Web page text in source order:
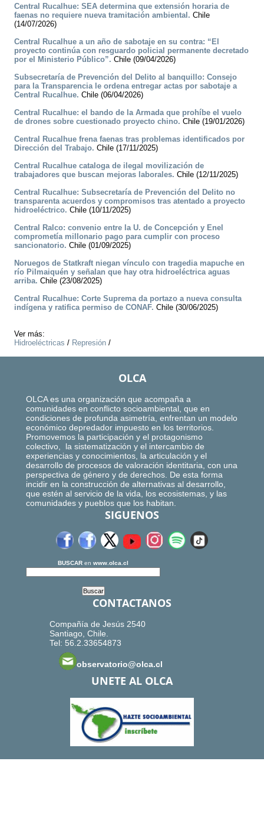
Central Rucalhue: SEA determina que extensión horaria de
faenas no requiere nueva tramitación ambiental. Chile
(14/07/2026)
Central Rucalhue a un año de sabotaje en su contra: “El
proyecto continúa con resguardo policial permanente decretado
por el Ministerio Público”. Chile (09/04/2026)
Subsecretaría de Prevención del Delito al banquillo: Consejo
para la Transparencia le ordena entregar actas por sabotaje a
Central Rucalhue. Chile (06/04/2026)
Central Rucalhue: el bando de la Armada que prohíbe el vuelo
de drones sobre cuestionado proyecto chino. Chile (19/01/2026)
Central Rucalhue frena faenas tras problemas identificados por
Dirección del Trabajo. Chile (17/11/2025)
Central Rucalhue cataloga de ilegal movilización de
trabajadores que buscan mejoras laborales. Chile (12/11/2025)
Central Rucalhue: Subsecretaría de Prevención del Delito no
transparenta acuerdos y compromisos tras atentado a proyecto
hidroeléctrico. Chile (10/11/2025)
Central Ralco: convenio entre la U. de Concepción y Enel
comprometía millonario pago para cumplir con proceso
sancionatorio. Chile (01/09/2025)
Noruegos de Statkraft niegan vínculo con tragedia mapuche en
río Pilmaiquén y señalan que hay otra hidroeléctrica aguas
arriba. Chile (23/08/2025)
Central Rucalhue: Corte Suprema da portazo a nueva consulta
indígena y ratifica permiso de CONAF. Chile (30/06/2025)
Ver más:
Hidroeléctricas / Represión /
OLCA
OLCA es una organización que acompaña a
comunidades en conflicto socioambiental, que en
condiciones de profunda asimetría, enfrentan un modelo
económico depredador impuesto en los territorios.
Promovemos la participación y el protagonismo
colectivo, la sistematización y el intercambio de
experiencias y conocimientos, la articulación y el
desarrollo de procesos de valoración identitaria, con una
perspectiva de género y de derechos. De esta forma
incidir en la construcción de alternativas al desarrollo,
que estén al servicio de la vida, los ecosistemas, y las
comunidades y pueblos que los habitan.
SIGUENOS
BUSCAR en www.olca.cl
CONTACTANOS
Compañía de Jesús 2540
Santiago, Chile.
Tel: 56.2.33654873
observatorio@olca.cl
UNETE AL OLCA